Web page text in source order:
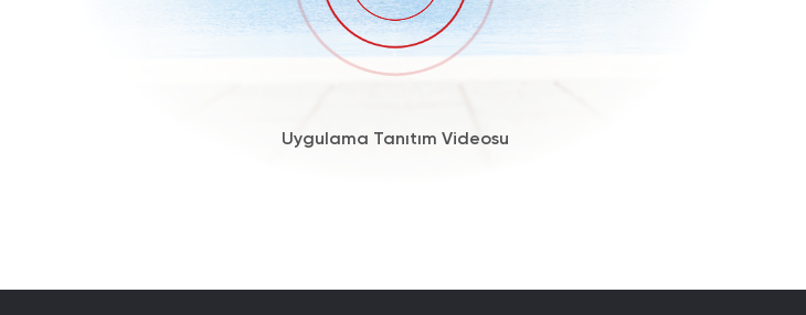
Uygulama Tanıtım Videosu